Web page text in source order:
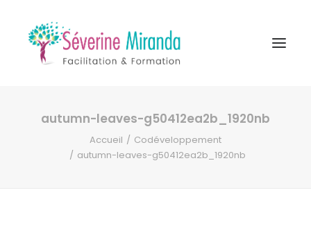
A propos
Formations
autumn-leaves-g50412ea2b_1920nb
Accueil
Codéveloppement
autumn-leaves-g50412ea2b_1920nb